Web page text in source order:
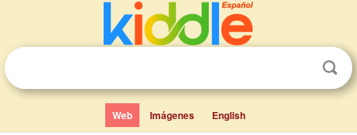
Web Imágenes English